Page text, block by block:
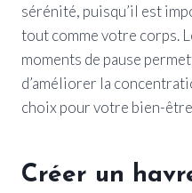
sérénité, puisqu’il est
tout comme votre corps.
moments de pause
d’améliorer la
choix pour votre bien-
Créer un